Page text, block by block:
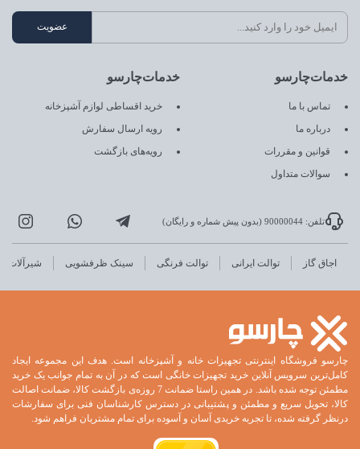
خدمات‌چارسو
تماس با ما
درباره ما
قوانین و مقررات
سوالات متداول
خدمات‌چارسو
خرید اقساطی لوازم آشپزخانه
رویه ارسال سفارش
رویه‌های بازگشت
تلفن: 90000044 (بدون پیش شماره و رایگان)
اجاق گاز توالت ایرانی توالت فرنگی سینک ظرفشویی شیرآلات
چارسو فروشگاه اینترنتی تجهیزات خانه و آشپزخانه است. هدف این مجموعه ایجاد
کامل‌ترین سرویس آنلاین خرید تجهیزات خانگی است که در آن به تمام جوانب یک خرید
مطمئن توجه شده باشد. در همین راستا ضمانت 7 روزه‌ی بازگشت کالا، ضمانت اصالت
کالا، تحویل سریع و مطمئن و پشتیبانی در دسترس کارشناسان فنی برای سفارشات
درنظر گرفته شده، تا تجربه خریدی آسان و آسوده برای تمام مشتریان فراهم شود.